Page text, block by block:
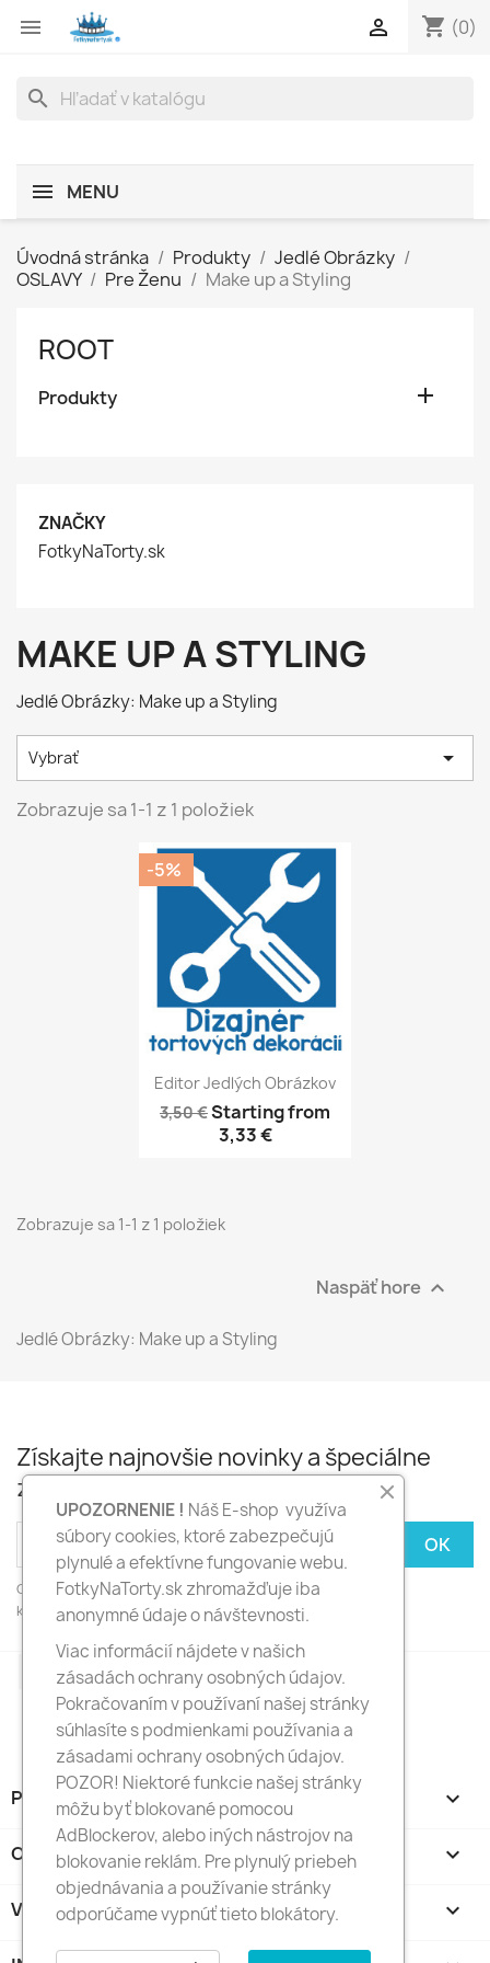
 shopping_cart (0)

search
MENU
Úvodná stránka Produkty
Jedlé Obrázky
OSLAVY
Pre Ženu Make up a Styling
ROOT
Produkty 
ZNAČKY
FotkyNaTorty.sk
MAKE UP A STYLING
Jedlé Obrázky: Make up a Styling
Vybrať 
Zobrazuje sa 1-1 z 1 položiek
Editor Jedlých Obrázkov
3,50 €Starting from
3,33 €
-5%
Zobrazuje sa 1-1 z 1 položiek
Naspäť hore 
Jedlé Obrázky: Make up a Styling
Získajte najnovšie novinky a špeciálne
zľavy
Odber noviniek môžete kedykoľvek zrušiť. Ak to chcete urobiť,
kontaktujte nás.
FacebookInstagram
PRODUKTY 
O NÁS 
VÁŠ ÚČET 
UPOZORNENIE ! Náš E-shop využíva
súbory cookies, ktoré zabezpečujú
plynulé a efektívne fungovanie webu.
FotkyNaTorty.sk zhromažďuje iba
anonymné údaje o návštevnosti.
Viac informácií nájdete v našich
zásadách ochrany osobných údajov.
Pokračovaním v používaní našej stránky
súhlasíte s podmienkami používania a
zásadami ochrany osobných údajov.
POZOR! Niektoré funkcie našej stránky
môžu byť blokované pomocou
AdBlockerov, alebo iných nástrojov na
blokovanie reklám. Pre plynulý priebeh
objednávania a používanie stránky
odporúčame vypnúť tieto blokátory.